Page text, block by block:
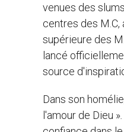
venues des
centres des
supérieure des
lancé
source
Dans son
l'amour de Dieu »